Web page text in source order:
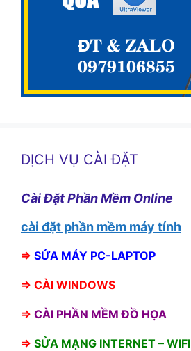
DỊCH VỤ CÀI ĐẶT
Cài Đặt Phần Mềm Online
cài đặt phần mềm máy tính
⇒ SỬA MÁY PC-LAPTOP
⇒ CÀI WINDOWS
⇒ CÀI PHẦN MỀM ĐỒ HỌA
⇒ SỬA MẠNG INTERNET – WIFI